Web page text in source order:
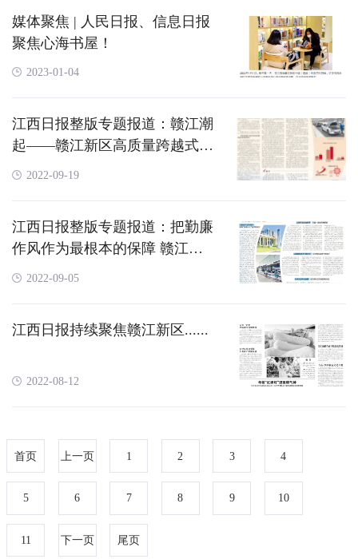
媒体聚焦 | 人民日报、信息日报
聚焦心海书屋！
2023-01-04
江西日报整版专题报道：​赣江潮
起——赣江新区高质量跨越式发
展纪实
2022-09-19
江西日报整版专题报道：把勤廉
作风作为最根本的保障 赣江新
区扎实开展打造模范机关暨“勤
2022-09-05
江西日报持续聚焦赣江新区......
2022-08-12
首页 上一页 1 2 3 4
5 6 7 8 9 10
11 下一页 尾页